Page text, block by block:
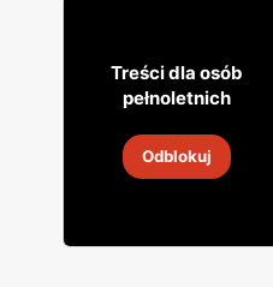
4999
18 sie 2026
Treści dla osób
pełnoletnich
Odblokuj